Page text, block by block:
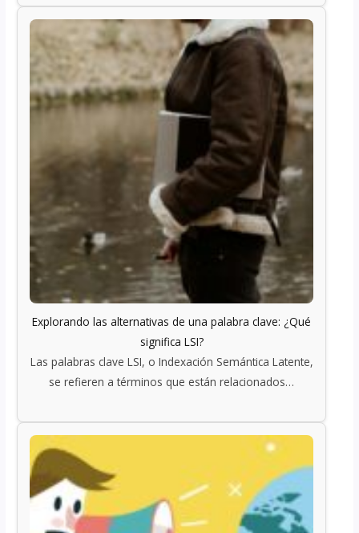
Explorando las alternativas de una palabra clave: ¿Qué
significa LSI?
Las palabras clave LSI, o Indexación Semántica Latente,
se refieren a términos que están relacionados…